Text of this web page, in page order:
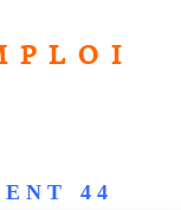
44